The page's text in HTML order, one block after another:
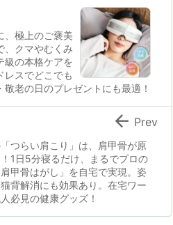
、極上のご褒美
、クマやむくみ
級の本格ケアを
レスでどこでも
老の日のプレゼントにも最適！
つらい肩こり」は、肩甲骨が原
1日5分寝るだけ、まるでプロの
甲骨はがし」を自宅で実現。姿
背解消にも効果あり。在宅ワー
必見の健康グッズ！
 Prev